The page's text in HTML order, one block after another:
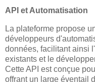
API et Automatisation
La plateforme propose
développeurs
données, facilitant ainsi
existants et le
Cette API est conçue
offrant un large éventail